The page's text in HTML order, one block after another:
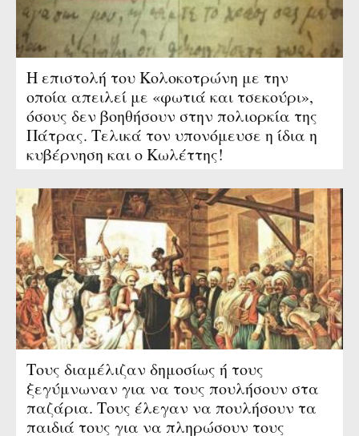
Η επιστολή του Κολοκοτρώνη με την
οποία απειλεί με «φωτιά και τσεκούρι»,
όσους δεν βοηθήσουν στην πολιορκία της
Πάτρας. Τελικά τον υπονόμευσε η ίδια η
κυβέρνηση και ο Κωλέττης!
Τους διαμέλιζαν δημοσίως ή τους
ξεγύμνωναν για να τους πουλήσουν στα
παζάρια. Τους έλεγαν να πουλήσουν τα
παιδιά τους για να πληρώσουν τους